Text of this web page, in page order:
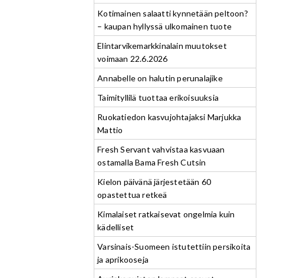
Kotimainen salaatti kynnetään peltoon?
– kaupan hyllyssä ulkomainen tuote
Elintarvikemarkkinalain muutokset
voimaan 22.6.2026
Annabelle on halutin perunalajike
Taimityllilä tuottaa erikoisuuksia
Ruokatiedon kasvujohtajaksi Marjukka
Mattio
Fresh Servant vahvistaa kasvuaan
ostamalla Bama Fresh Cutsin
Kielon päivänä järjestetään 60
opastettua retkeä
Kimalaiset ratkaisevat ongelmia kuin
kädelliset
Varsinais-Suomeen istutettiin persikoita
ja aprikooseja